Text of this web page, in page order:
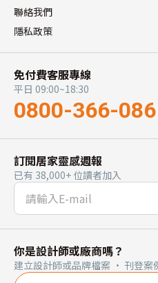
聯絡我們
隱私政策
免付費客服專線
平日 09:00~18:30
0800-366-086
訂閱居家靈感週報
已有 38,000+ 位讀者加入
你是設計師或廠商嗎？
建立設計師或品牌檔案 · 刊登